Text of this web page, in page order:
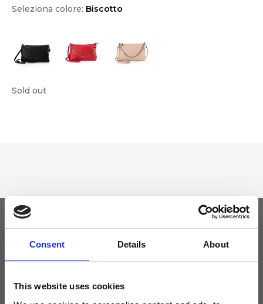
Consent Details About
This website uses cookies
Seleziona colore: Biscotto
Sold out
Tieniti aggiornato